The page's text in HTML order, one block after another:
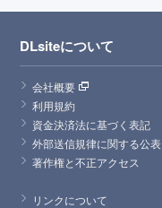
DLsiteについて
会社概要
利用規約
資金決済法に基づく表記
外部送信規律に関する公表
著作権と不正アクセス
リンクについて